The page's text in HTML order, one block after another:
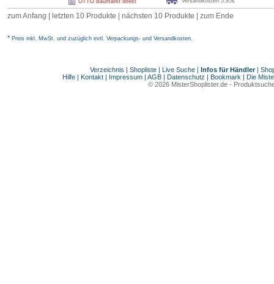
OTTO Baumarkt direkt
zum Anfang letzten 10 Produkte | nächsten 10 Produkte | zum Ende
* Preis inkl. MwSt. und zuzüglich evtl. Verpackungs- und Versandkosten.
Verzeichnis | Shopliste| Live Suche| Infos für Händler|
Hilfe | Kontakt | Impressum | AGB | Datenschutz | Bookmark | Die
© 2026 MisterShoplister.de-